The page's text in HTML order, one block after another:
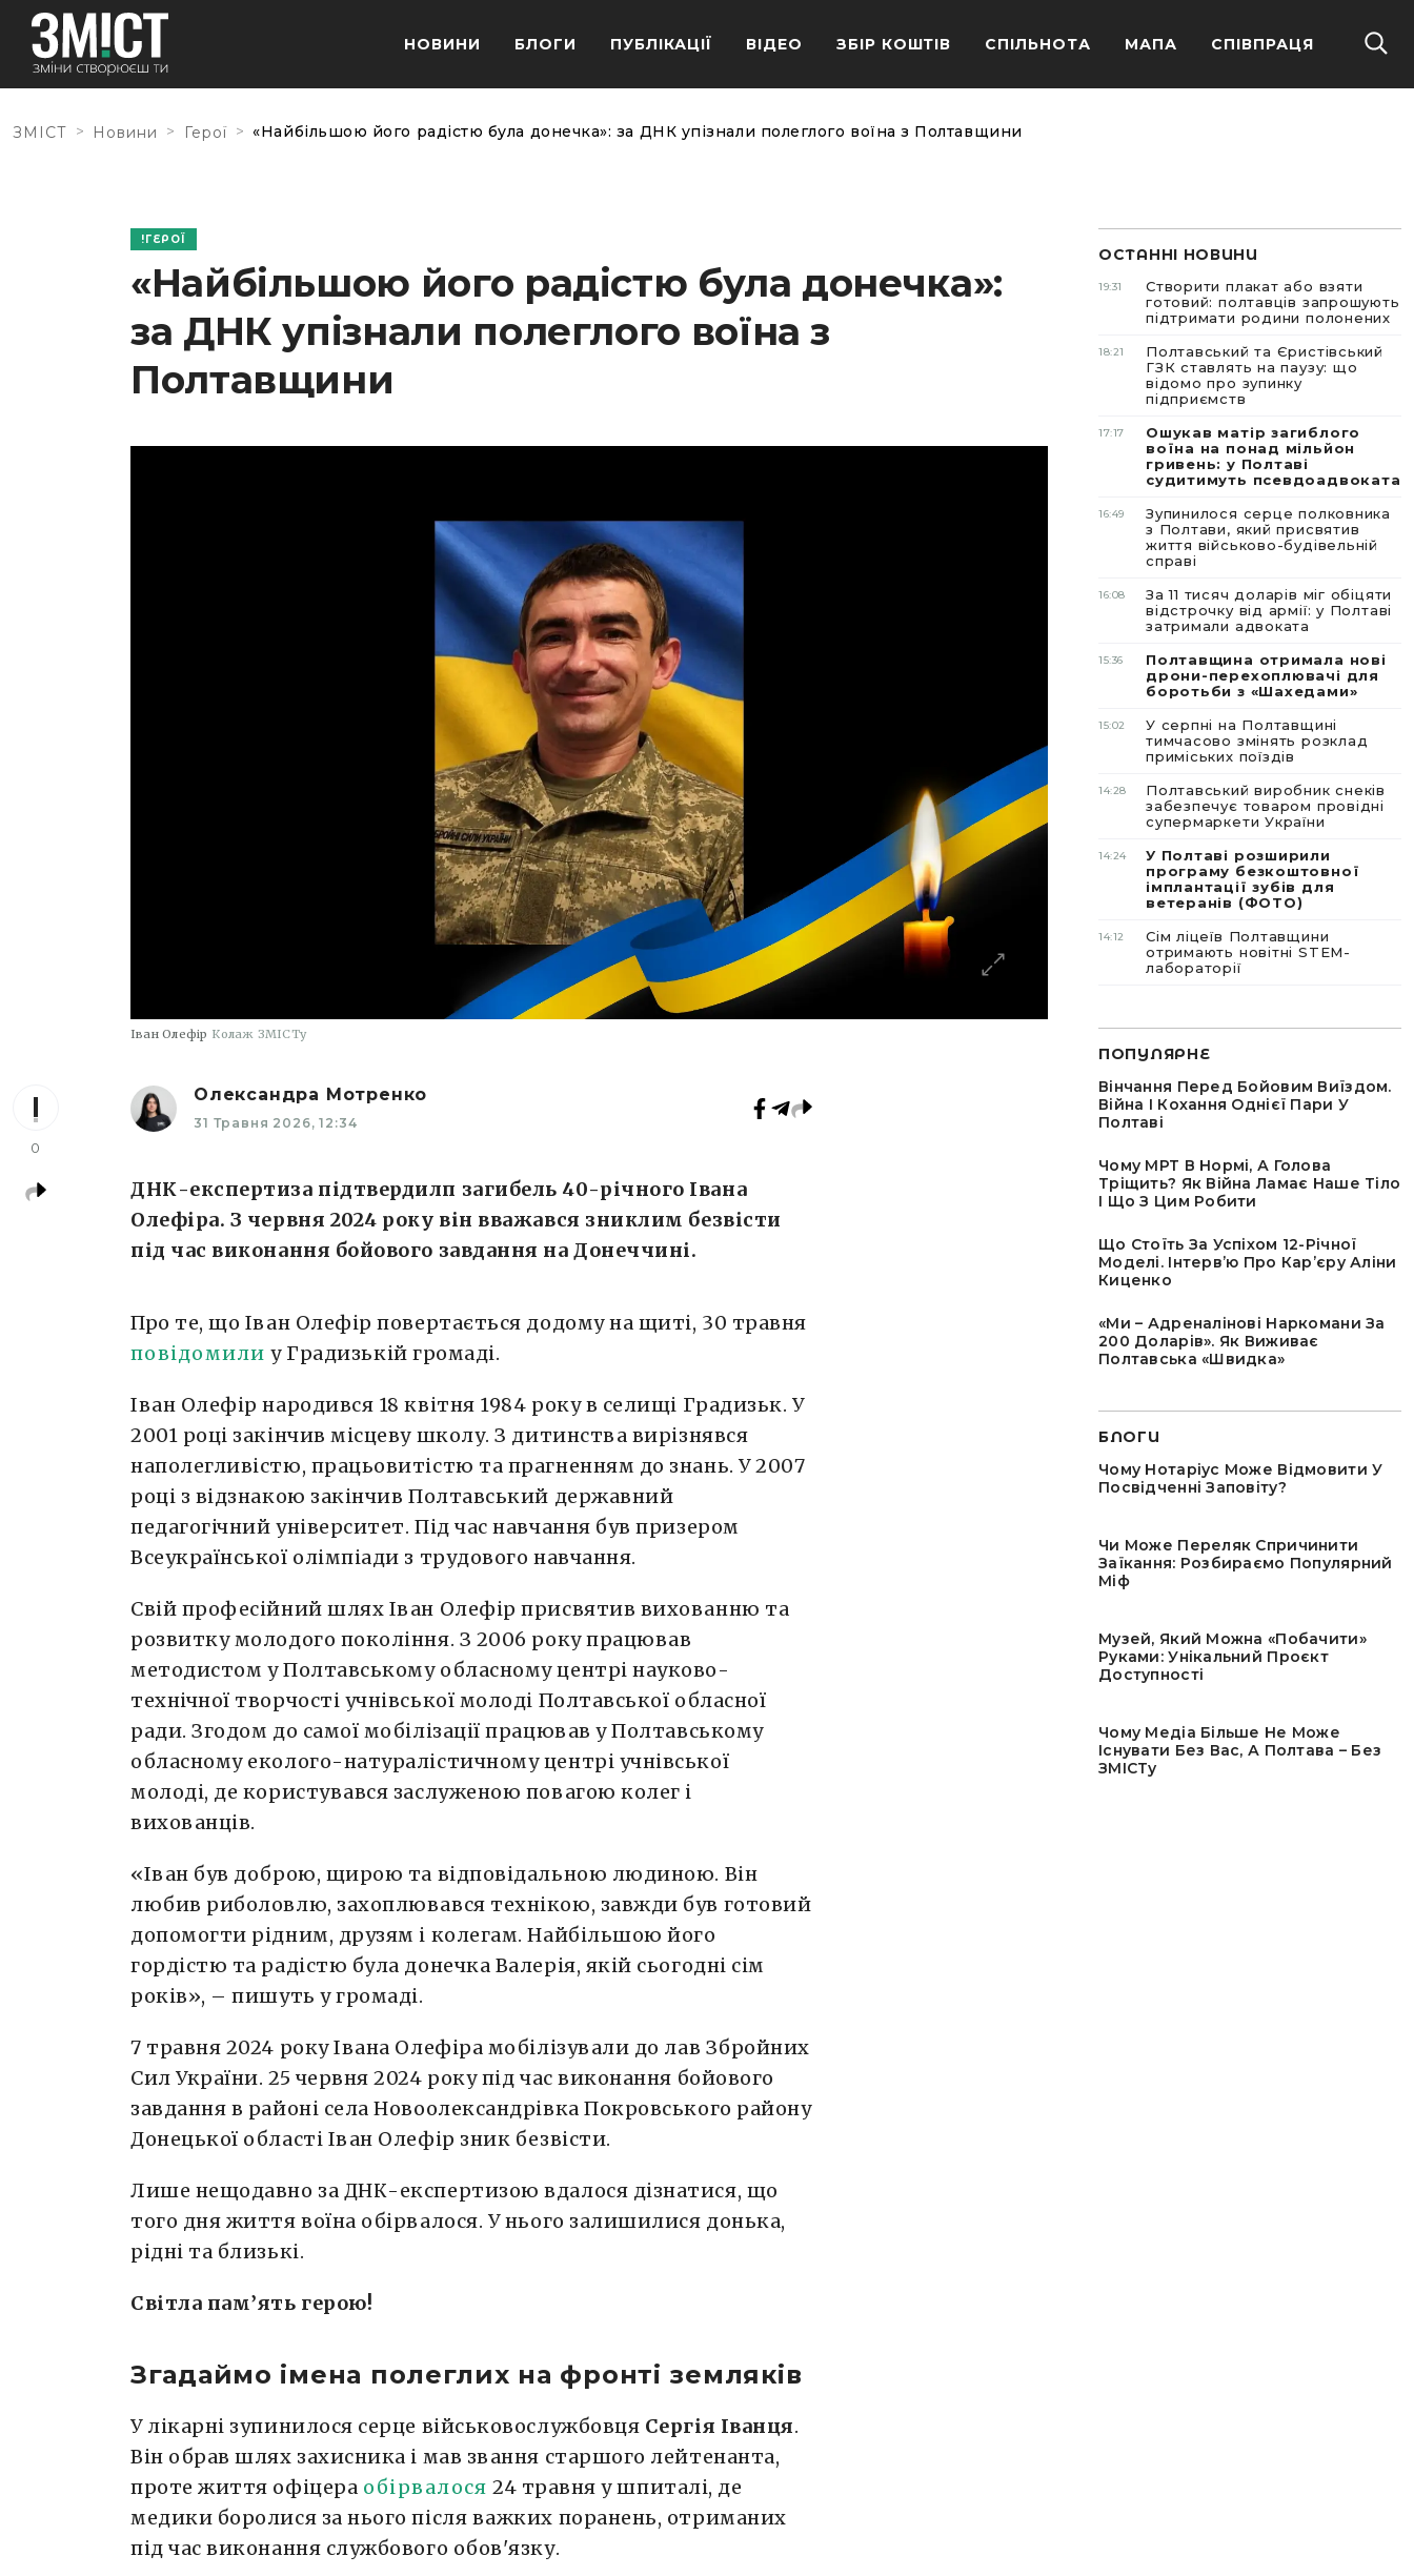
НОВИНИ БЛОГИ ПУБЛІКАЦІЇ ВІДЕО ЗБІР КОШТІВ СПІЛЬНОТА МАПА СПІВПРАЦЯ
ЗМІСТ > Новини > Герої > «Найбільшою його радістю була донечка»: за ДНК упізнали полеглого воїна з Полтавщини
ГЕРОЇ
«Найбільшою його радістю була донечка»:
за ДНК упізнали полеглого воїна з
Полтавщини
Іван Олефір Колаж ЗМІСТу
0
Олександра Мотренко
31 Травня 2026, 12:34
ДНК-експертиза підтвердилп загибель 40-річного Івана
Олефіра. З червня 2024 року він вважався зниклим безвісти
під час виконання бойового завдання на Донеччині.
Про те, що Іван Олефір повертається додому на щиті, 30 травня
повідомили у Градизькій громаді.
Іван Олефір народився 18 квітня 1984 року в селищі Градизьк. У
2001 році закінчив місцеву школу. З дитинства вирізнявся
наполегливістю, працьовитістю та прагненням до знань. У 2007
році з відзнакою закінчив Полтавський державний
педагогічний університет. Під час навчання був призером
Всеукраїнської олімпіади з трудового навчання.
Свій професійний шлях Іван Олефір присвятив вихованню та
розвитку молодого покоління. З 2006 року працював
методистом у Полтавському обласному центрі науково-
технічної творчості учнівської молоді Полтавської обласної
ради. Згодом до самої мобілізації працював у Полтавському
обласному еколого-натуралістичному центрі учнівської
молоді, де користувався заслуженою повагою колег і
вихованців.
«Іван був доброю, щирою та відповідальною людиною. Він
любив риболовлю, захоплювався технікою, завжди був готовий
допомогти рідним, друзям і колегам. Найбільшою його
гордістю та радістю була донечка Валерія, якій сьогодні сім
років», – пишуть у громаді.
7 травня 2024 року Івана Олефіра мобілізували до лав Збройних
Сил України. 25 червня 2024 року під час виконання бойового
завдання в районі села Новоолександрівка Покровського району
Донецької області Іван Олефір зник безвісти.
Лише нещодавно за ДНК-експертизою вдалося дізнатися, що
того дня життя воїна обірвалося. У нього залишилися донька,
рідні та близькі.
Світла пам’ять герою!
Згадаймо імена полеглих на фронті земляків
У лікарні зупинилося серце військовослужбовця Сергія Іванця.
Він обрав шлях захисника і мав звання старшого лейтенанта,
проте життя офіцера обірвалося 24 травня у шпиталі, де
медики боролися за нього після важких поранень, отриманих
під час виконання службового обов'язку.
ОСТАННІ НОВИНИ
19:31
Створити плакат або взяти
готовий: полтавців запрошують
підтримати родини полонених
18:21
Полтавський та Єристівський
ГЗК ставлять на паузу: що
відомо про зупинку
підприємств
17:17
Ошукав матір загиблого
воїна на понад мільйон
гривень: у Полтаві
судитимуть псевдоадвоката
16:49
Зупинилося серце полковника
з Полтави, який присвятив
життя військово-будівельній
справі
16:08
За 11 тисяч доларів міг обіцяти
відстрочку від армії: у Полтаві
затримали адвоката
15:36
Полтавщина отримала нові
дрони-перехоплювачі для
боротьби з «Шахедами»
15:02
У серпні на Полтавщині
тимчасово змінять розклад
приміських поїздів
14:28
Полтавський виробник снеків
забезпечує товаром провідні
супермаркети України
14:24
У Полтаві розширили
програму безкоштовної
імплантації зубів для
ветеранів (ФОТО)
14:12
Сім ліцеїв Полтавщини
отримають новітні STEM-
лабораторії
ПОПУЛЯРНЕ
Вінчання Перед Бойовим Виїздом.
Війна І Кохання Однієї Пари У
Полтаві
Чому МРТ В Нормі, А Голова
Тріщить? Як Війна Ламає Наше Тіло
І Що З Цим Робити
Що Стоїть За Успіхом 12-Річної
Моделі. Інтервʼю Про Карʼєру Аліни
Киценко
«Ми – Адреналінові Наркомани За
200 Доларів». Як Виживає
Полтавська «швидка»
БЛОГИ
Чому Нотаріус Може Відмовити У
Посвідченні Заповіту?
Чи Може Переляк Спричинити
Заїкання: Розбираємо Популярний
Міф
Музей, Який Можна «побачити»
Руками: Унікальний Проєкт
Доступності
Чому Медіа Більше Не Може
Існувати Без Вас, А Полтава – Без
ЗМІСТу